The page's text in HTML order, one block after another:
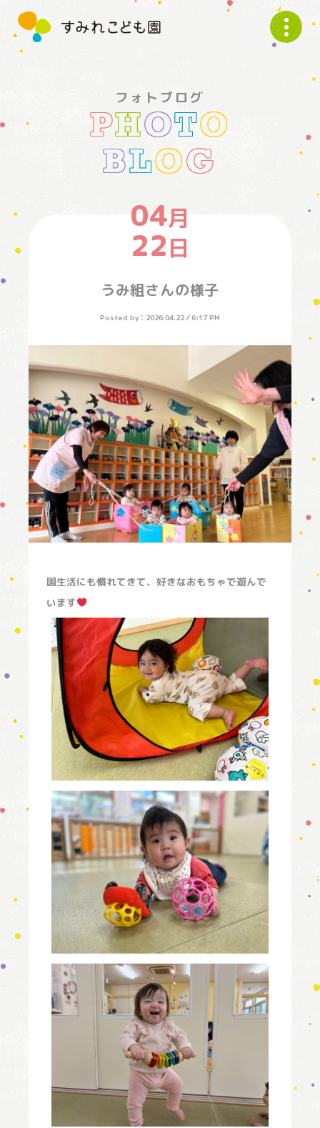
す
れ
園
フォトブログ
PHOTO
BLOG
04月
22日
うみ組さんの様子
Posted by： 2026.04.22／ 6:17 PM
園生活にも慣れてきて、好きなおもちゃで遊んで
います